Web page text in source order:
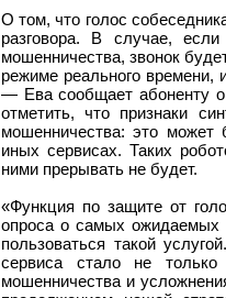
О том, что голос
разговора. В случае,
мошенничества, звонок
режиме реального времени,
— Ева сообщает абоненту о
отметить, что признаки
мошенничества: это
иных сервисах. Таких
ними прерывать не будет.
«Функция по защите от
опроса о самых ожидаемых
пользоваться такой
сервиса стало не
мошенничества и